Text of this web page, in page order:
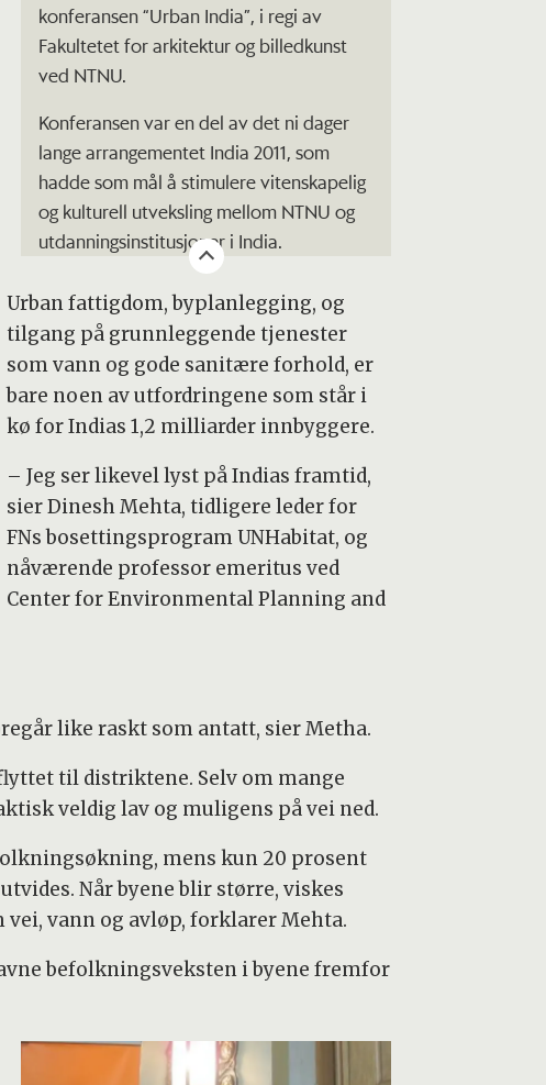
konferansen “Urban India”, i regi av
Fakultetet for arkitektur og billedkunst
ved NTNU.
Konferansen var en del av det ni dager
lange arrangementet India 2011, som
hadde som mål å stimulere vitenskapelig
og kulturell utveksling mellom NTNU og
utdanningsinstitusjoner i India.
Urban fattigdom, byplanlegging, og
tilgang på grunnleggende tjenester
som vann og gode sanitære forhold, er
bare noen av utfordringene som står i
kø for Indias 1,2 milliarder innbyggere.
– Jeg ser likevel lyst på Indias framtid,
sier Dinesh Mehta, tidligere leder for
FNs bosettingsprogram UNHabitat, og
nåværende professor emeritus ved
Center for Environmental Planning and
like raskt som antatt, sier Metha.
til distriktene. Selv om mange
veldig lav og muligens på vei ned.
mens kun 20 prosent
Når byene blir større, viskes
vann og avløp, forklarer Mehta.
befolkningsveksten i byene fremfor